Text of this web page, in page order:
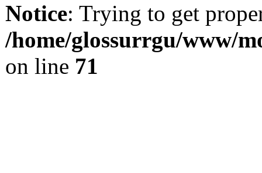
Notice: Trying to get
/home/glossurrgu/www/
on line 71